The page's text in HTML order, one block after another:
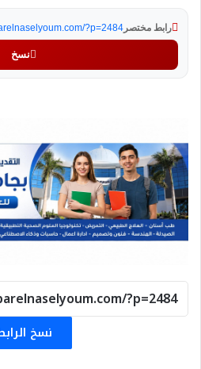
رابط مختصر ?p=2484
نسخ
نسخ